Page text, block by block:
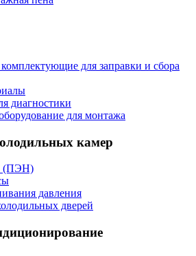
для заправки и сбора
диагностики
для монтажа
камер
(ПЭН)
давления
дверей